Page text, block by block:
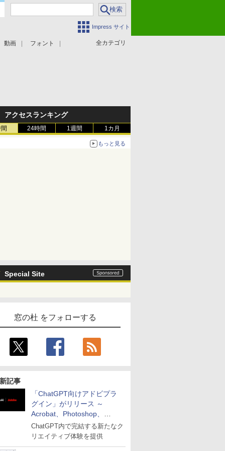
Impress サイト
全カテゴリ
動画 フォント
アクセスランキング
24時間 1週間 1カ月
もっと見る
Special Site
窓の杜 をフォローする
記事
「ChatGPT向けアドビプラ
グイン」がリリース ～
Acrobat、Photoshop、
Premiereなどの機能を1つの
プラグインに統合
ChatGPT内で完結する新たなク
リエイティブ体験を提供